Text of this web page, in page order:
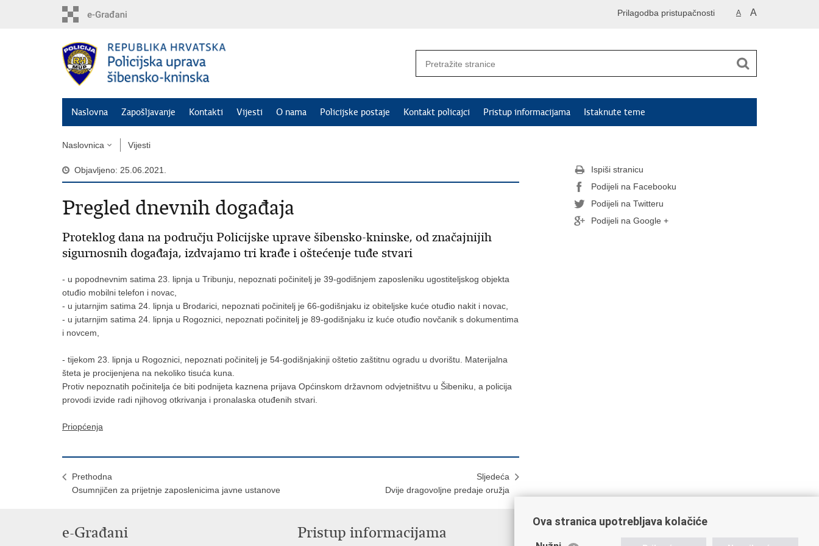
A A
Prilagodba pristupačnosti
Naslovna Zapošljavanje Kontakti Vijesti O nama Policijske postaje Kontakt policajci Pristup informacijama Istaknute teme
Naslovnica Vijesti
Objavljeno: 25.06.2021.
Pregled dnevnih događaja
Proteklog dana na području Policijske uprave šibensko-kninske, od značajnijih
sigurnosnih događaja, izdvajamo tri krađe i oštećenje tuđe stvari
- u popodnevnim satima 23. lipnja u Tribunju, nepoznati počinitelj je 39-godišnjem zaposleniku ugostiteljskog objekta
otuđio mobilni telefon i novac,
- u jutarnjim satima 24. lipnja u Brodarici, nepoznati počinitelj je 66-godišnjaku iz obiteljske kuće otuđio nakit i novac,
- u jutarnjim satima 24. lipnja u Rogoznici, nepoznati počinitelj je 89-godišnjaku iz kuće otuđio novčanik s dokumentima
i novcem,
- tijekom 23. lipnja u Rogoznici, nepoznati počinitelj je 54-godišnjakinji oštetio zaštitnu ogradu u dvorištu. Materijalna
šteta je procijenjena na nekoliko tisuća kuna.
Protiv nepoznatih počinitelja će biti podnijeta kaznena prijava Općinskom državnom odvjetništvu u Šibeniku, a policija
provodi izvide radi njihovog otkrivanja i pronalaska otuđenih stvari.
Priopćenja
Prethodna
Osumnjičen za prijetnje zaposlenicima javne ustanove
Sljedeća
Dvije dragovoljne predaje oružja
Ispiši stranicu
Podijeli na Facebooku
Podijeli na Twitteru
Podijeli na Google +
e-Građani Pristup informacijama Važne poveznice
Ova stranica upotrebljava kolačiće